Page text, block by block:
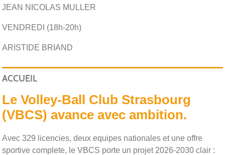
JEAN NICOLAS MULLER
VENDREDI (18h-20h)
ARISTIDE BRIAND
ACCUEIL
Le Volley-Ball Club Strasbourg
(VBCS) avance avec ambition.
Avec 329 licencies, deux equipes nationales et une offre
sportive complete, le VBCS porte un projet 2026-2030 clair :